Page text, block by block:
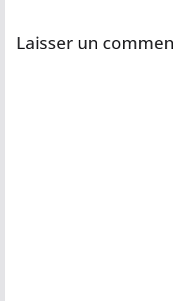
Laisser un